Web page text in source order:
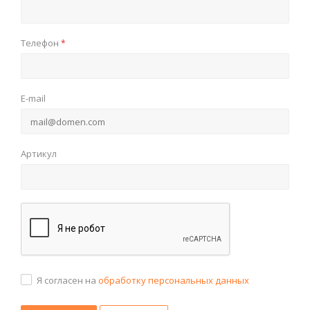
Телефон *
E-mail
Артикул
Я согласен на обработку персональных данных